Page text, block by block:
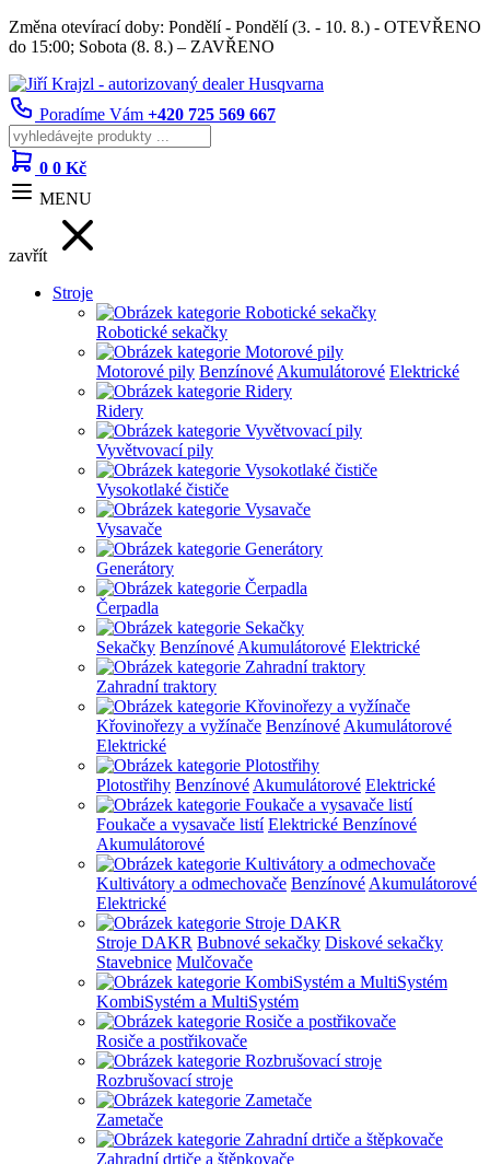
Změna otevírací doby: Pondělí - Pondělí (3. - 10. 8.) - OTEVŘENO
do 15:00; Sobota (8. 8.) – ZAVŘENO
Poradíme Vám +420 725 569 667
0 0 Kč
MENU
zavřít
Stroje
Robotické sekačky
Motorové pily Benzínové Akumulátorové Elektrické
Ridery
Vyvětvovací pily
Vysokotlaké čističe
Vysavače
Generátory
Čerpadla
Sekačky Benzínové Akumulátorové Elektrické
Zahradní traktory
Křovinořezy a vyžínače Benzínové Akumulátorové
Elektrické
Plotostřihy Benzínové Akumulátorové Elektrické
Foukače a vysavače listí Elektrické Benzínové
Akumulátorové
Kultivátory a odmechovače Benzínové Akumulátorové
Elektrické
Stroje DAKR Bubnové sekačky Diskové sekačky
Stavebnice Mulčovače
KombiSystém a MultiSystém
Rosiče a postřikovače
Rozbrušovací stroje
Zametače
Zahradní drtiče a štěpkovače